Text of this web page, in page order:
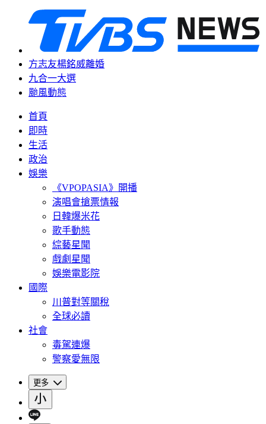
方志友楊銘威離婚
九合一大選
颱風動態
首頁
即時
生活
政治
娛樂
《VPOPASIA》開播
演唱會搶票情報
日韓爆米花
歌手動態
綜藝星聞
戲劇星聞
娛樂電影院
國際
川普對等關稅
全球必讀
社會
毒駕連爆
警察愛無限
更多